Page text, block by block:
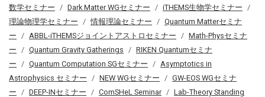
数学セミナー
Dark Matter WGセミナー
iTHEMS生物学セミナー
理論物理学セミナー
情報理論セミナー
Quantum Matterセミナ
ー
ABBL-iTHEMSジョイントアストロセミナー
Math-Physセミナ
ー
Quantum Gravity Gatherings
RIKEN Quantumセミナ
ー
Quantum Computation SGセミナー
Asymptotics in
Astrophysics セミナー
NEW WGセミナー
GW-EOS WGセミナ
ー
DEEP-INセミナー ComSHeL Seminar
Lab-Theory Standing